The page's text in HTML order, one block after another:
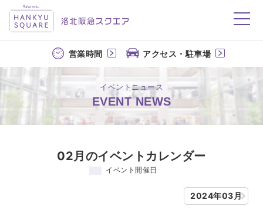
洛北阪急スクエア
営業時間 アクセス・駐車場
イベントニュース
EVENT NEWS
02月のイベントカレンダー
イベント開催日
2024年03月